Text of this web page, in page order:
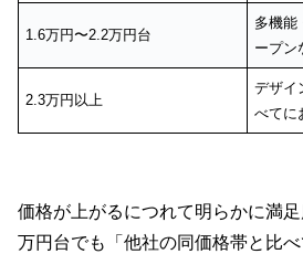
1.6万円〜2.2万円台
多機能
ープン
2.3万円以上
デザイ
べてに
価格が上がるにつれて明らかに満
万円台でも「他社の同価格帯と比